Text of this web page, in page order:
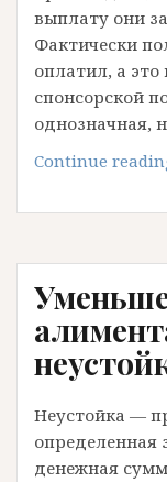
выплату они
Фактически
оплатил, а
спонсорской
однозначная,
Continue
Неустойка —
определенная
денежная